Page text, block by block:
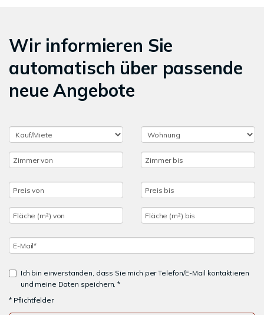
Wir informieren Sie
automatisch über passende
neue Angebote
Ich bin einverstanden, dass Sie mich per Telefon/E-Mail kontaktieren
und meine Daten speichern. *
* Pflichtfelder